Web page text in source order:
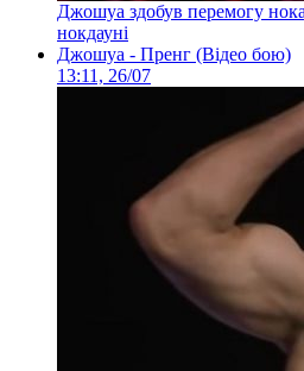
Джошуа здобув перемогу
нокдауні
Джошуа - Пренг (Відео бою)
13:11, 26/07